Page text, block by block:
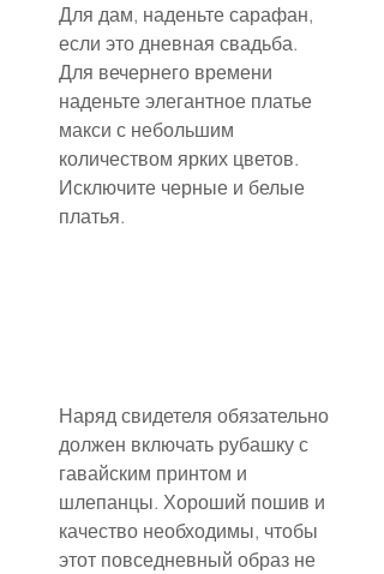
Для дам, наденьте сарафан,
если это дневная свадьба.
Для вечернего времени
наденьте элегантное платье
макси с небольшим
количеством ярких цветов.
Исключите черные и белые
платья.
Наряд свидетеля обязательно
должен включать рубашку с
гавайским принтом и
шлепанцы. Хороший пошив и
качество необходимы, чтобы
этот повседневный образ не